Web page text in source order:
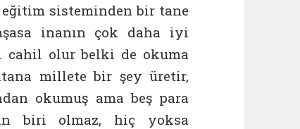
sisteminden bir tane
inanın çok daha iyi
cahil olur belki de okuma
millete bir şey üretir,
okumuş ama beş para
biri olmaz, hiç yoksa